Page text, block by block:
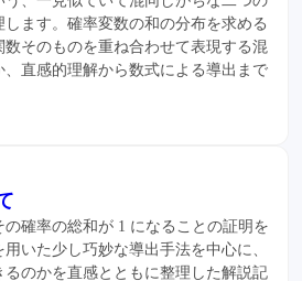
ます。確率変数の和の分布を求める
そのものを重ね合わせて表現する混
直感的理解から数式による導出まで
確率の総和が 1 になることの証明を
いた少し巧妙な導出手法を中心に、
のかを直感とともに整理した解説記